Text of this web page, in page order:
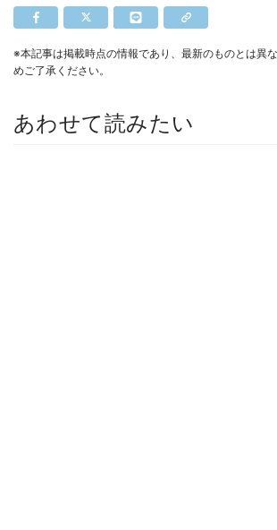
※本記事は掲載時点の情報であり、最新のものとは異
めご了承ください。
あわせて読みたい